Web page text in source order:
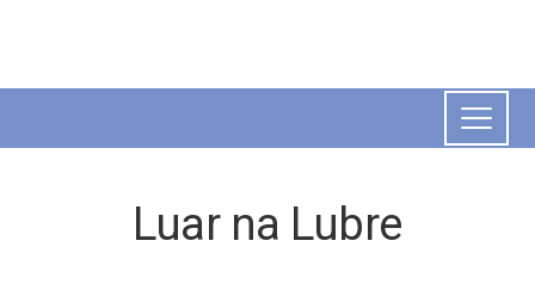
Luar na Lubre